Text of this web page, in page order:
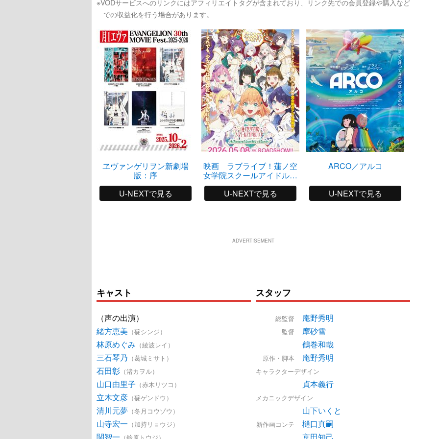
※VODサービスへのリンクにはアフィリエイトタグが含まれており、リンク先での会員登録や購入など
での収益化を行う場合があります。
ヱヴァンゲリヲン新劇場
版：序
U-NEXTで見る
映画 ラブライブ！蓮ノ空
女学院スクールアイドルク
ラブ Bloom Garden Party
U-NEXTで見る
ARCO／アルコ
U-NEXTで見る
ADVERTISEMENT
キャスト
（声の出演）
緒方恵美 （碇シンジ）
林原めぐみ （綾波レイ）
三石琴乃 （葛城ミサト）
石田彰 （渚カヲル）
山口由里子 （赤木リツコ）
立木文彦 （碇ゲンドウ）
清川元夢 （冬月コウゾウ）
山寺宏一 （加持リョウジ）
関智一
スタッフ
総監督 庵野秀明
監督
摩砂雪
鶴巻和哉
原作・脚本 庵野秀明
キャラクターデザイン
貞本義行
メカニックデザイン
山下いくと
新作画コンテ
樋口真嗣
京田知己